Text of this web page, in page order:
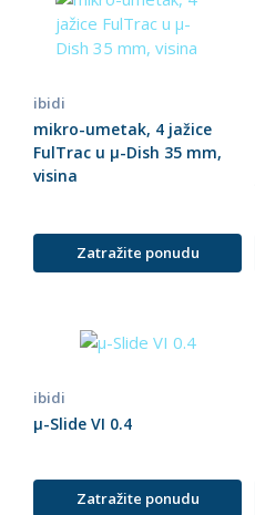
ibidi
mikro-umetak, 4 jažice
FulTrac u µ-Dish 35 mm,
visina
Zatražite ponudu
ibidi
µ-Slide VI 0.4
Zatražite ponudu